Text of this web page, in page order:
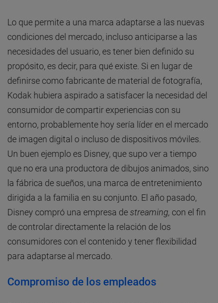
Lo que permite a una marca adaptarse a las nuevas
condiciones del mercado, incluso anticiparse a las
necesidades del usuario, es tener bien definido su
propósito, es decir, para qué existe. Si en lugar de
definirse como fabricante de material de fotografía,
Kodak hubiera aspirado a satisfacer la necesidad del
consumidor de compartir experiencias con su
entorno, probablemente hoy sería líder en el mercado
de imagen digital o incluso de dispositivos móviles.
Un buen ejemplo es Disney, que supo ver a tiempo
que no era una productora de dibujos animados, sino
la fábrica de sueños, una marca de entretenimiento
dirigida a la familia en su conjunto. El año pasado,
Disney compró una empresa destreaming, con el fin
de controlar directamente la relación de los
consumidores con el contenido y tener flexibilidad
para adaptarse al mercado.
Compromiso de los empleados